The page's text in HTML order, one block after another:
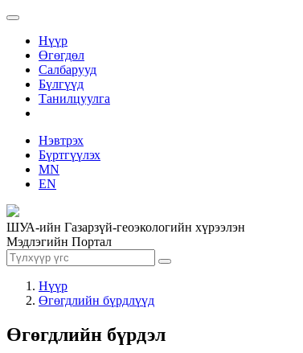
Нүүр
Өгөгдөл
Салбарууд
Бүлгүүд
Танилцуулга
Нэвтрэх
Бүртгүүлэх
MN
EN
ШУА-ийн Газарзүй-геоэкологийн хүрээлэн
Мэдлэгийн Портал
Нүүр
Өгөгдлийн бүрдлүүд
Өгөгдлийн бүрдэл